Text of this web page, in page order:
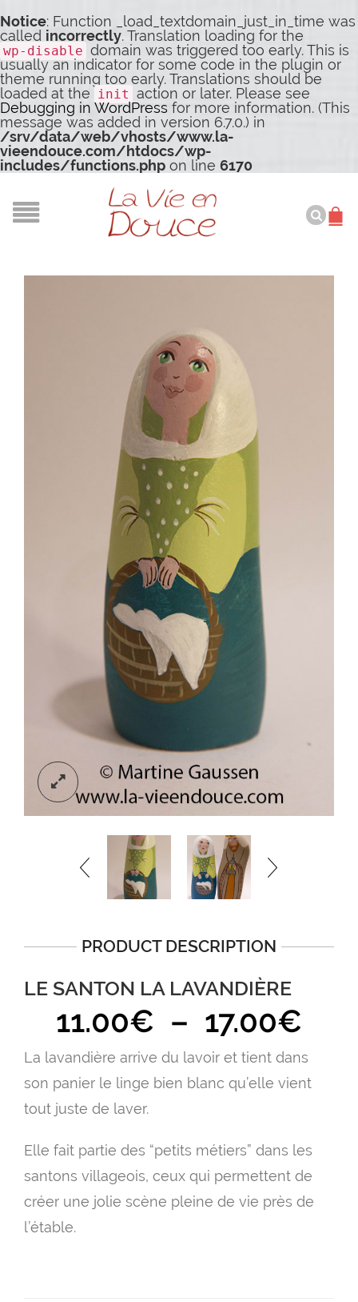
Notice: Function _load_textdomain_just_in_time was
called incorrectly. Translation loading for the
wp-disable domain was triggered too early. This is
usually an indicator for some code in the plugin or
theme running too early. Translations should be
loaded at the init action or later. Please see
Debugging in WordPress for more information. (This
message was added in version 6.7.0.) in
/srv/data/web/vhosts/www.la-
vieendouce.com/htdocs/wp-
includes/functions.php on line 6170
PRODUCT DESCRIPTION
LE SANTON LA LAVANDIÈRE
11.00€ – 17.00€
de
à
La lavandière arrive du lavoir et tient dans
son panier le linge bien blanc qu’elle vient
tout juste de laver.
Elle fait partie des “petits métiers” dans les
santons villageois, ceux qui permettent de
créer une jolie scène pleine de vie près de
l’étable.